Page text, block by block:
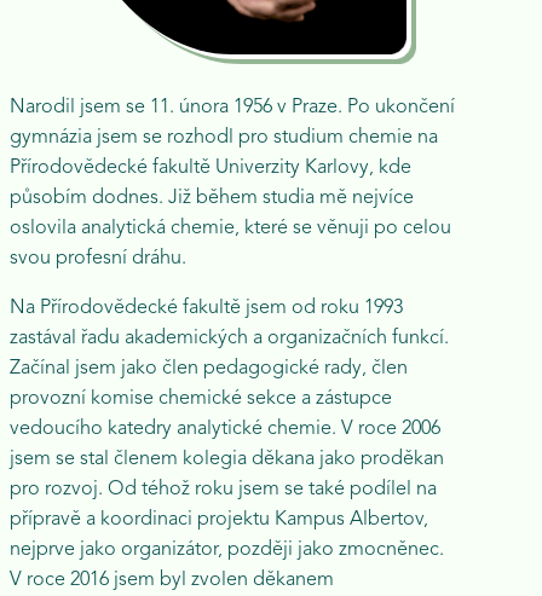
Narodil jsem se 11. února 1956 v Praze. Po ukončení
gymnázia jsem se rozhodl pro studium chemie na
Přírodovědecké fakultě Univerzity Karlovy, kde
působím dodnes. Již během studia mě nejvíce
oslovila analytická chemie, které se věnuji po celou
svou profesní dráhu.
Na Přírodovědecké fakultě jsem od roku 1993
zastával řadu akademických a organizačních funkcí.
Začínal jsem jako člen pedagogické rady, člen
provozní komise chemické sekce a zástupce
vedoucího katedry analytické chemie. V roce 2006
jsem se stal členem kolegia děkana jako proděkan
pro rozvoj. Od téhož roku jsem se také podílel na
přípravě a koordinaci projektu Kampus Albertov,
nejprve jako organizátor, později jako zmocněnec.
V roce 2016 jsem byl zvolen děkanem